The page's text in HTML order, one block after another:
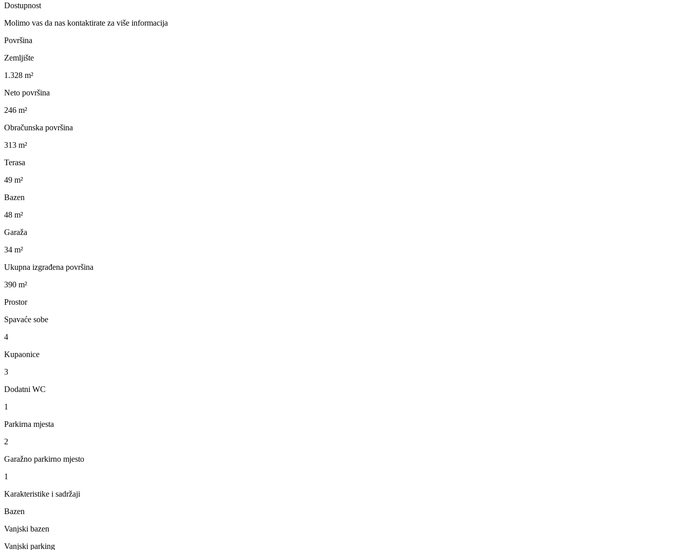
Dostupnost
Molimo vas da nas kontaktirate za više informacija
Površina
Zemljište
1.328 m²
Neto površina
246 m²
Obračunska površina
313 m²
Terasa
49 m²
Bazen
48 m²
Garaža
34 m²
Ukupna izgrađena površina
390 m²
Prostor
Spavaće sobe
4
Kupaonice
3
Dodatni WC
1
Parkirna mjesta
2
Garažno parkirno mjesto
1
Karakteristike i sadržaji
Bazen
Vanjski bazen
Vanjski parking